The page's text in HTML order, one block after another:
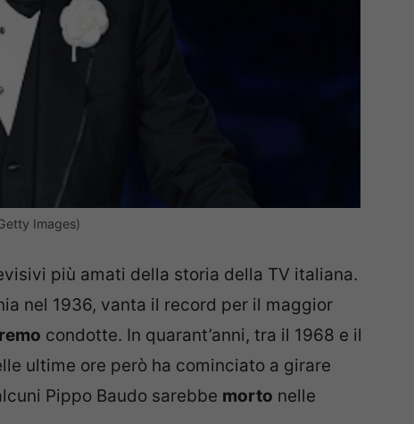
Images)
più amati della storia della TV italiana.
nel 1936, vanta il record per il maggior
condotte. In quarant’anni, tra il 1968 e il
ultime ore però ha cominciato a girare
Pippo Baudo sarebbe morto nelle